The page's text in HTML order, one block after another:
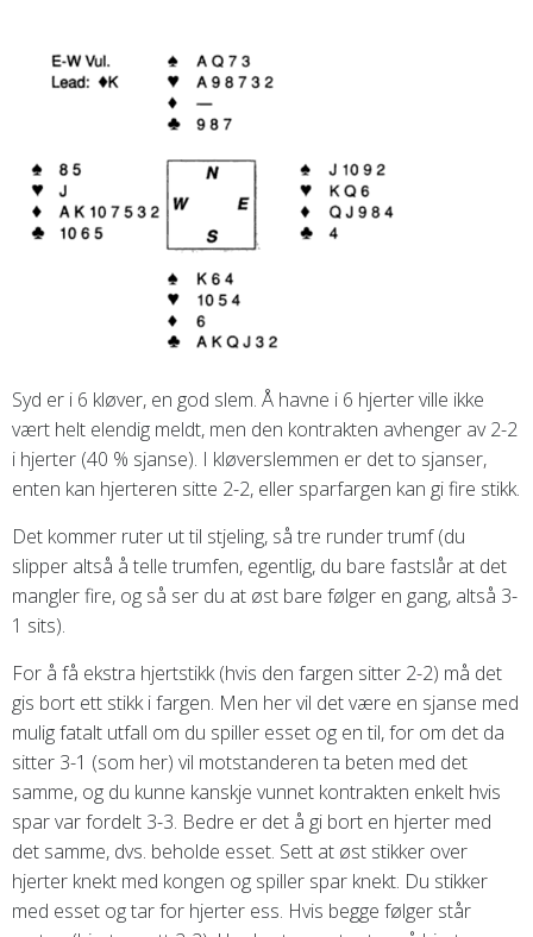
Syd er i 6 kløver, en god slem. Å havne i 6 hjerter ville ikke
vært helt elendig meldt, men den kontrakten avhenger av 2-2
i hjerter (40 % sjanse). I kløverslemmen er det to sjanser,
enten kan hjerteren sitte 2-2, eller sparfargen kan gi fire stikk.
Det kommer ruter ut til stjeling, så tre runder trumf (du
slipper altså å telle trumfen, egentlig, du bare fastslår at det
mangler fire, og så ser du at øst bare følger en gang, altså 3-
1 sits).
For å få ekstra hjertstikk (hvis den fargen sitter 2-2) må det
gis bort ett stikk i fargen. Men her vil det være en sjanse med
mulig fatalt utfall om du spiller esset og en til, for om det da
sitter 3-1 (som her) vil motstanderen ta beten med det
samme, og du kunne kanskje vunnet kontrakten enkelt hvis
spar var fordelt 3-3. Bedre er det å gi bort en hjerter med
det samme, dvs. beholde esset. Sett at øst stikker over
hjerter knekt med kongen og spiller spar knekt. Du stikker
med esset og tar for hjerter ess. Hvis begge følger står